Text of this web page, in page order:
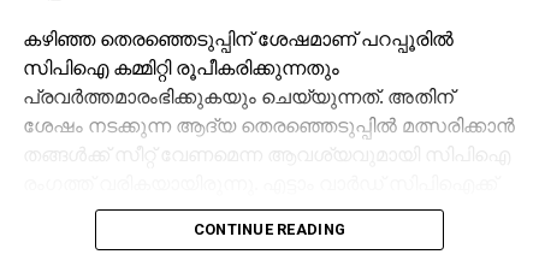
കഴിഞ്ഞ തെരഞ്ഞെടുപ്പിന് ശേഷമാണ് പറപ്പൂരില്‍
സിപിഐ കമ്മിറ്റി രൂപീകരിക്കുന്നതും
പ്രവര്‍ത്തമാരംഭിക്കുകയും ചെയ്യുന്നത്. അതിന്
ശേഷം നടക്കുന്ന ആദ്യ തെരഞ്ഞെടുപ്പില്‍ മത്സരിക്കാന്‍
തങ്ങള്‍ക്ക് സീറ്റ് വേണമെന്ന ആവശ്യവുമായി സിപിഐ
നല്‍കാമെന്ന് തീരുമാനമായെങ്കിലും അവസാനനിമിഷം
സിപിഎം സ്ഥാനാര്‍ഥിയെ നിശ്ചയിക്കുകയായിരുന്നു.
CONTINUE READING